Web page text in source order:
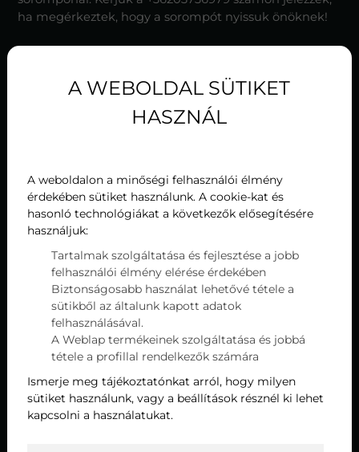
ha megérkeztek, hogy a sorompót nyissuk önöknek!
Üzenet
Azadatvédelmi nyilatkozat
elfogadom.
Hozzájárulok, hogy a weboldal
kapcsolatfelvétel céljából tárolja az adataimat
A WEBOLDAL SÜTIKET
HASZNÁL
A weboldalon a minőségi felhasználói élmény
érdekében sütiket használunk. A cookie-kat és
hasonló technológiákat a következők elősegítésére
használjuk:
Tartalmak szolgáltatása és fejlesztése a jobb
felhasználói élmény elérése érdekében
Biztonságosabb használat lehetővé tétele a
sütikből az általunk kapott adatok
felhasználásával.
A Weblap termékeinek szolgáltatása és jobbá
tétele a profillal rendelkezők számára
Ismerje meg tájékoztatónkat arról, hogy milyen
sütiket használunk, vagy a beállítások résznél ki lehet
kapcsolni a használatukat.